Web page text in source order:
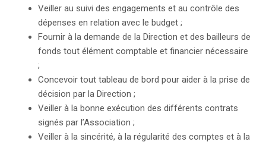
Veiller au suivi des engagements et au contrôle des
dépenses en relation avec le budget ;
Fournir à la demande de la Direction et des bailleurs de
fonds tout élément comptable et financier nécessaire
;
Concevoir tout tableau de bord pour aider à la prise de
décision par la Direction ;
Veiller à la bonne exécution des différents contrats
signés par l’Association ;
Veiller à la sincérité, à la régularité des comptes et à la